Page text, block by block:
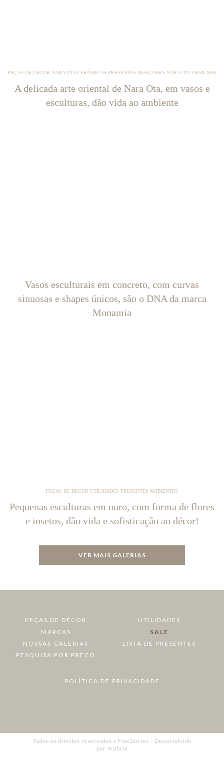
PEÇAS DE DÉCOR NARA OTA CERÂMICAS PRESENTES DESIGNERS NARA OTA DESIGNER
A delicada arte oriental de Nara Ota, em vasos e
esculturas, dão vida ao ambiente
Vasos esculturais em concreto, com curvas
sinuosas e shapes únicos, são o DNA da marca
Monamia
PEÇAS DE DÉCOR UTILIDADES PRESENTES AMBIENTES
Pequenas esculturas em ouro, com forma de flores
e insetos, dão vida e sofisticação ao décor!
VER MAIS GALERIAS
PEÇAS DE DÉCOR
UTILIDADES
MARCAS
SALE
NOSSAS GALERIAS
LISTA DE PRESENTES
PESQUISA POR PREÇO
POLÍTICA DE PRIVACIDADE
Todos os direitos reservados a FiveSenses - Desenvolvido
por mufasa